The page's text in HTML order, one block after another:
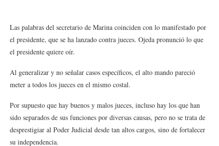
Las palabras del secretario de Marina coinciden con lo manifestado por
el presidente, que se ha lanzado contra jueces. Ojeda pronunció lo que
el presidente quiere oír.
Al generalizar y no señalar casos específicos, el alto mando pareció
meter a todos los jueces en el mismo costal.
Por supuesto que hay buenos y malos jueces, incluso hay los que han
sido separados de sus funciones por diversas causas, pero no se trata de
desprestigiar al Poder Judicial desde tan altos cargos, sino de fortalecer
su independencia.